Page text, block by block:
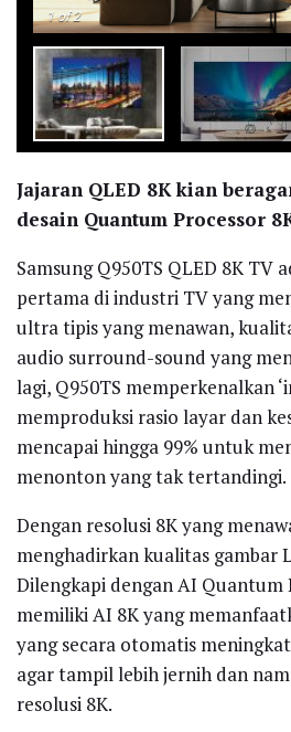
1of 2
Jajaran QLED 8K kian
desain Quantum Processor
Samsung Q950TS QLED 8K TV
pertama di industri TV yang
ultra tipis yang menawan,
audio surround-sound yang
lagi, Q950TS memperkenalkan
memproduksi rasio layar dan
mencapai hingga 99% untuk
menonton yang tak tertandingi.
Dengan resolusi 8K yang
menghadirkan kualitas gambar
Dilengkapi dengan AI Quantum
memiliki AI 8K yang
yang secara otomatis
agar tampil lebih jernih dan
resolusi 8K.